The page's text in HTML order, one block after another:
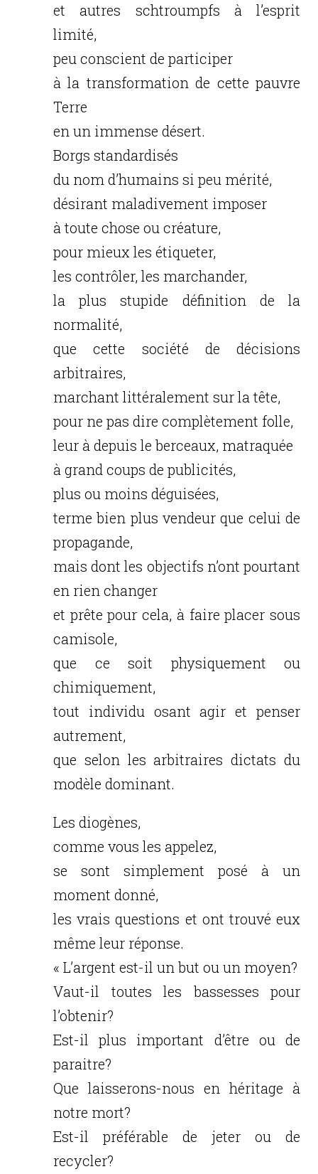
et autres schtroumpfs à l’esprit
limité,
peu conscient de participer
à la transformation de cette pauvre
Terre
en un immense désert.
Borgs standardisés
du nom d’humains si peu mérité,
désirant maladivement imposer
à toute chose ou créature,
pour mieux les étiqueter,
les contrôler, les marchander,
la plus stupide définition de la
normalité,
que cette société de décisions
arbitraires,
marchant littéralement sur la tête,
pour ne pas dire complètement folle,
leur à depuis le berceaux, matraquée
à grand coups de publicités,
plus ou moins déguisées,
terme bien plus vendeur que celui de
propagande,
mais dont les objectifs n’ont pourtant
en rien changer
et prête pour cela, à faire placer sous
camisole,
que ce soit physiquement ou
chimiquement,
tout individu osant agir et penser
autrement,
que selon les arbitraires dictats du
modèle dominant.
Les diogènes,
comme vous les appelez,
se sont simplement posé à un
moment donné,
les vrais questions et ont trouvé eux
même leur réponse.
« L’argent est-il un but ou un moyen?
Vaut-il toutes les bassesses pour
l’obtenir?
Est-il plus important d’être ou de
paraitre?
Que laisserons-nous en héritage à
notre mort?
Est-il préférable de jeter ou de
recycler?